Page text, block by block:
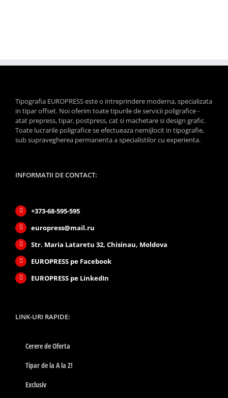
Tipografia EUROPRESS este o intreprindere moderna, specializata
in tipar offset. Noi oferim toate tipurile de servicii poligrafice -
atat prepress, tipar, postpress, cat si machetare si design grafic.
Toate lucrarile poligrafice se efectueaza nemijlocit in tipografie,
sub supravegherea permanenta a specialistilor cu experienta.
INFORMATII DE CONTACT:
+373-68-595-595
europress@mail.ru
Str. Maria Lataretu 32, Chisinau, Moldova
EUROPRESS pe Facebook
EUROPRESS pe LinkedIn
LINK-URI RAPIDE:
Cerere de Oferta
Tipar de la A la Z!
Exclusiv